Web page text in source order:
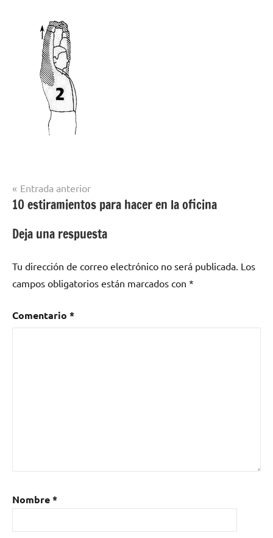
Navegación
de
entradas
Entrada anterior
10 estiramientos para hacer en la oficina
Deja una respuesta
Tu dirección de correo electrónico no será publicada. Los
campos obligatorios están marcados con *
Comentario *
Nombre*